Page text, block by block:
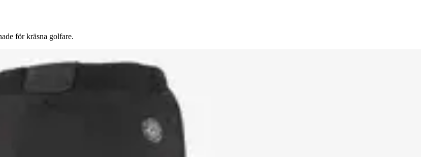
för kräsna golfare.